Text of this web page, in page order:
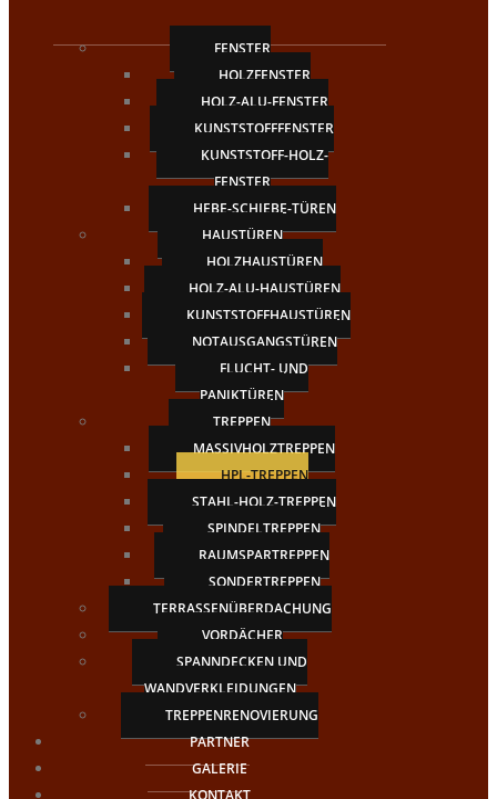
FENSTER
HOLZFENSTER
HOLZ-ALU-FENSTER
KUNSTSTOFFFENSTER
KUNSTSTOFF-HOLZ-
FENSTER
HEBE-SCHIEBE-TÜREN
HAUSTÜREN
HOLZHAUSTÜREN
HOLZ-ALU-HAUSTÜREN
KUNSTSTOFFHAUSTÜREN
NOTAUSGANGSTÜREN
FLUCHT- UND
PANIKTÜREN
TREPPEN
MASSIVHOLZTREPPEN
HPL-TREPPEN
STAHL-HOLZ-TREPPEN
SPINDELTREPPEN
RAUMSPARTREPPEN
SONDERTREPPEN
TERRASSENÜBERDACHUNG
VORDÄCHER
SPANNDECKEN UND
WANDVERKLEIDUNGEN
TREPPENRENOVIERUNG
PARTNER
GALERIE